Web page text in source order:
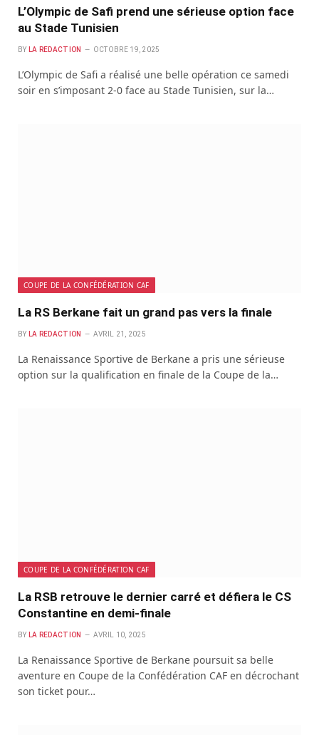
L’Olympic de Safi prend une sérieuse option face
au Stade Tunisien
BY LA REDACTION OCTOBRE 19, 2025
L’Olympic de Safi a réalisé une belle opération ce samedi
soir en s’imposant 2-0 face au Stade Tunisien, sur la…
COUPE DE LA CONFÉDÉRATION CAF
La RS Berkane fait un grand pas vers la finale
BY LA REDACTION AVRIL 21, 2025
La Renaissance Sportive de Berkane a pris une sérieuse
option sur la qualification en finale de la Coupe de la…
COUPE DE LA CONFÉDÉRATION CAF
La RSB retrouve le dernier carré et défiera le CS
Constantine en demi-finale
BY LA REDACTION AVRIL 10, 2025
La Renaissance Sportive de Berkane poursuit sa belle
aventure en Coupe de la Confédération CAF en décrochant
son ticket pour…